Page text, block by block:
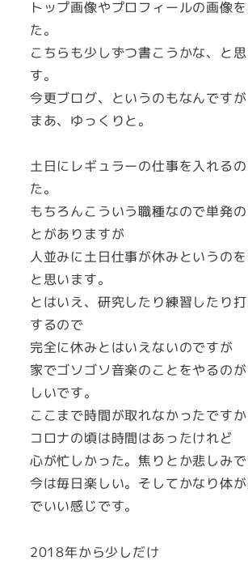
トップ画像やプロフィールの画像
た。
こちらも少しずつ書こうかな、と
す。
今更ブログ、というのもなんですが
まあ、ゆっくりと。
土日にレギュラーの仕事を入れる
た。
もちろんこういう職種なので単発
とがありますが
人並みに土日仕事が休みというの
と思います。
とはいえ、研究したり練習したり
するので
完全に休みとはいえないのですが
家でゴソゴソ音楽のことをやるの
しいです。
ここまで時間が取れなかったですか
コロナの頃は時間はあったけれど
心が忙しかった。焦りとか悲しみで
今は毎日楽しい。そしてかなり体
でいい感じです。
2018年から少しだけ